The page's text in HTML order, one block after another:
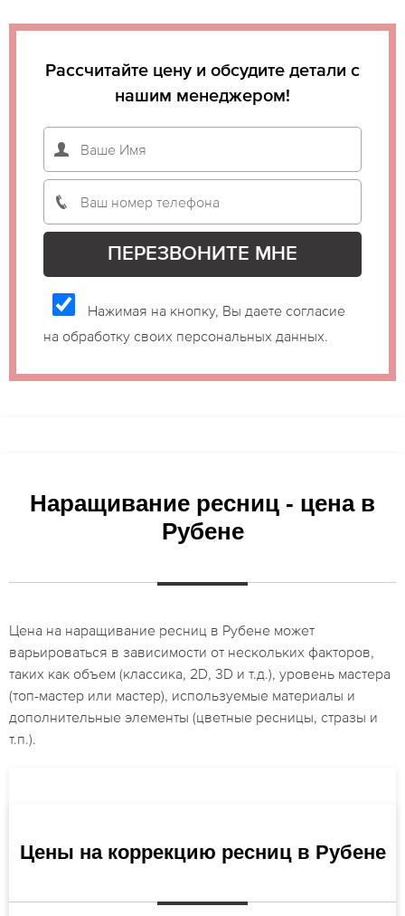
Рассчитайте цену и обсудите детали с
нашим менеджером!
Нажимая на кнопку, Вы даете согласие
на обработку своих персональных данных.
Наращивание ресниц - цена в
Рубене
Цена на наращивание ресниц в Рубене может
варьироваться в зависимости от нескольких факторов,
таких как объем (классика, 2D, 3D и т.д.), уровень мастера
(топ-мастер или мастер), используемые материалы и
дополнительные элементы (цветные ресницы, стразы и
т.п.).
Цены на коррекцию ресниц в Рубене